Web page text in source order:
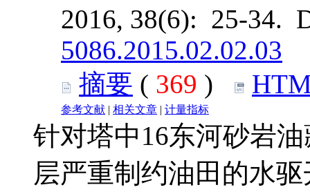
2016, 38(6): 25-34.
5086.2015.02.02.03
摘要 ( 369 )
参考文献 | 相关文章 | 计量指标
针对塔中16东河砂岩
层严重制约油田的水